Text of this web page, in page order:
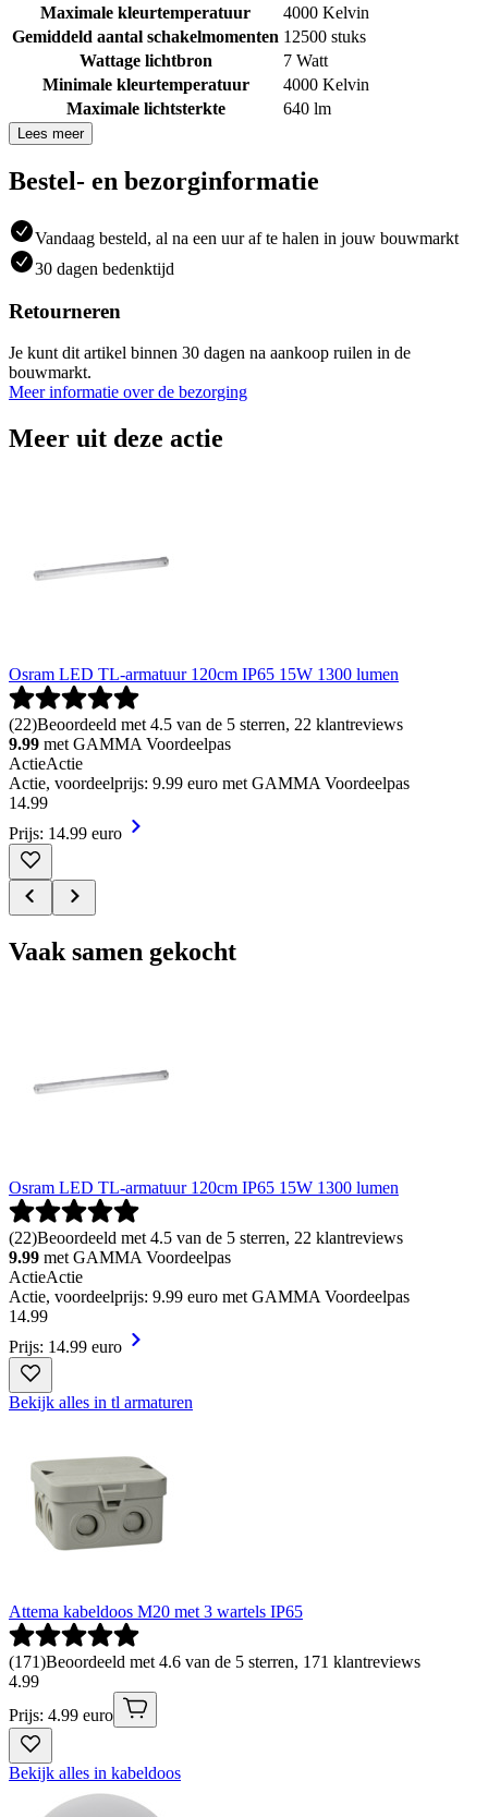
Maximale kleurtemperatuur
4000 Kelvin
Gemiddeld aantal schakelmomenten 12500 stuks
Wattage lichtbron
7 Watt
Minimale kleurtemperatuur
4000 Kelvin
Maximale lichtsterkte
640 lm
Lees meer
Bestel- en bezorginformatie
Vandaag besteld, al na een uur af te halen in jouw bouwmarkt
30 dagen bedenktijd
Retourneren
Je kunt dit artikel binnen 30 dagen na aankoop ruilen in de
bouwmarkt.
Meer informatie over de bezorging
Meer uit deze actie
Osram LED TL-armatuur 120cm IP65 15W 1300 lumen
(22)Beoordeeld met 4.5 van de 5 sterren, 22 klantreviews
9.99 met GAMMA Voordeelpas
ActieActie
Actie, voordeelprijs: 9.99 euro met GAMMA Voordeelpas
14.99
Prijs: 14.99 euro
Vaak samen gekocht
Osram LED TL-armatuur 120cm IP65 15W 1300 lumen
(22)Beoordeeld met 4.5 van de 5 sterren, 22 klantreviews
9.99 met GAMMA Voordeelpas
ActieActie
Actie, voordeelprijs: 9.99 euro met GAMMA Voordeelpas
14.99
Prijs: 14.99 euro
Bekijk alles in tl armaturen
Attema kabeldoos M20 met 3 wartels IP65
(171)Beoordeeld met 4.6 van de 5 sterren, 171 klantreviews
4.99
Prijs: 4.99 euro
Bekijk alles in kabeldoos